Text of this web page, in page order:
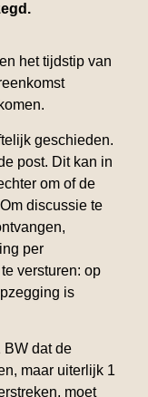
het tijdstip van
geschieden.
post. Dit kan in
om of de
discussie te
per
versturen: op
is
BW dat de
maar uiterlijk 1
moet